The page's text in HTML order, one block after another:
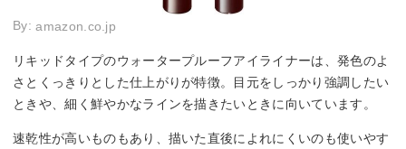
By:amazon.co.jp
リキッドタイプのウォータープルーフアイライナーは、発色のよ
さとくっきりとした仕上がりが特徴。目元をしっかり強調したい
ときや、細く鮮やかなラインを描きたいときに向いています。
速乾性が高いものもあり、描いた直後によれにくいのも使いやす